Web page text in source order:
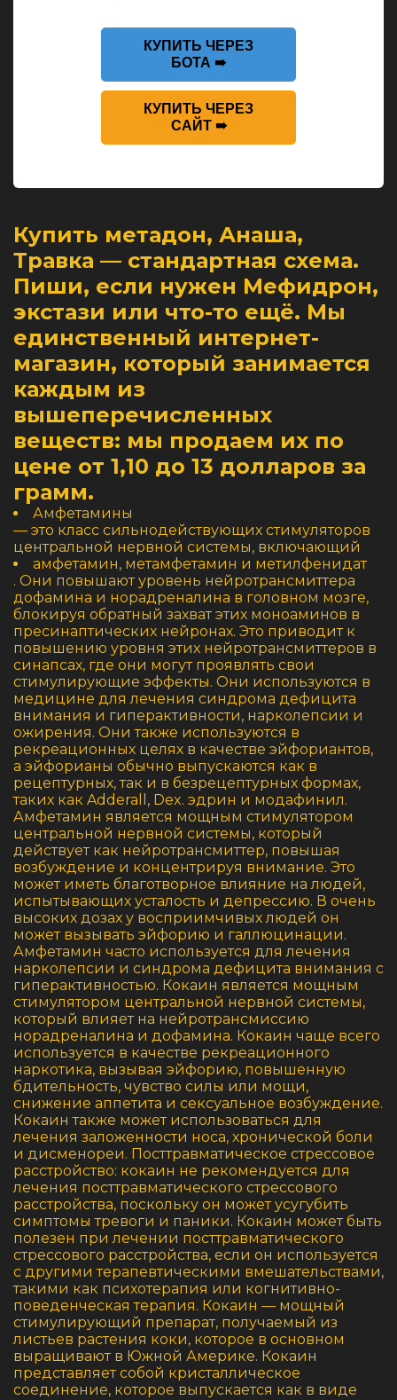
КУПИТЬ ЧЕРЕЗ
БОТА ➠
КУПИТЬ ЧЕРЕЗ
САЙТ ➠
Купить метадон, Анаша,
Травка — стандартная схема.
Пиши, если нужен Мефидрон,
экстази или что-то ещё. Мы
единственный интернет-
магазин, который занимается
каждым из
вышеперечисленных
веществ: мы продаем их по
цене от 1,10 до 13 долларов за
грамм.
Амфетамины
— это класс сильнодействующих стимуляторов
центральной нервной системы, включающий
амфетамин, метамфетамин и метилфенидат
. Они повышают уровень нейротрансмиттера
дофамина и норадреналина в головном мозге,
блокируя обратный захват этих моноаминов в
пресинаптических нейронах. Это приводит к
повышению уровня этих нейротрансмиттеров в
синапсах, где они могут проявлять свои
стимулирующие эффекты. Они используются в
медицине для лечения синдрома дефицита
внимания и гиперактивности, нарколепсии и
ожирения. Они также используются в
рекреационных целях в качестве эйфориантов,
а эйфорианы обычно выпускаются как в
рецептурных, так и в безрецептурных формах,
таких как Adderall, Dex. эдрин и модафинил.
Амфетамин является мощным стимулятором
центральной нервной системы, который
действует как нейротрансмиттер, повышая
возбуждение и концентрируя внимание. Это
может иметь благотворное влияние на людей,
испытывающих усталость и депрессию. В очень
высоких дозах у восприимчивых людей он
может вызывать эйфорию и галлюцинации.
Амфетамин часто используется для лечения
нарколепсии и синдрома дефицита внимания с
гиперактивностью. Кокаин является мощным
стимулятором центральной нервной системы,
который влияет на нейротрансмиссию
норадреналина и дофамина. Кокаин чаще всего
используется в качестве рекреационного
наркотика, вызывая эйфорию, повышенную
бдительность, чувство силы или мощи,
снижение аппетита и сексуальное возбуждение.
Кокаин также может использоваться для
лечения заложенности носа, хронической боли
и дисменореи. Посттравматическое стрессовое
расстройство: кокаин не рекомендуется для
лечения посттравматического стрессового
расстройства, поскольку он может усугубить
симптомы тревоги и паники. Кокаин может быть
полезен при лечении посттравматического
стрессового расстройства, если он используется
с другими терапевтическими вмешательствами,
такими как психотерапия или когнитивно-
поведенческая терапия. Кокаин — мощный
стимулирующий препарат, получаемый из
листьев растения коки, которое в основном
выращивают в Южной Америке. Кокаин
представляет собой кристаллическое
соединение, которое выпускается как в виде